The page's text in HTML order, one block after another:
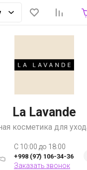
La Lavande
косметика для
C 10:00 до 18:00
+998 (97) 106-34-36
Заказать звонок